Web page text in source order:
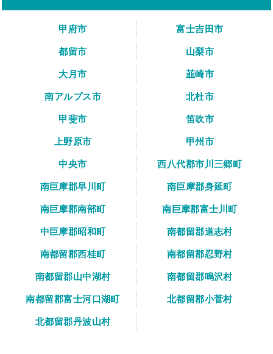
甲府市
富士吉田市
都留市
山梨市
大月市
韮崎市
南アルプス市
北杜市
甲斐市
笛吹市
上野原市
甲州市
中央市
西八代郡市川三郷町
南巨摩郡早川町
南巨摩郡身延町
南巨摩郡南部町
南巨摩郡富士川町
中巨摩郡昭和町
南都留郡道志村
南都留郡西桂町
南都留郡忍野村
南都留郡山中湖村
南都留郡鳴沢村
南都留郡富士河口湖町
北都留郡小菅村
北都留郡丹波山村